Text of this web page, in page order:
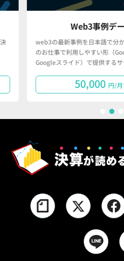
Web3事例デ
web3の最新事例を日本語で分
のお仕事で利用しやすい形（
Googleスライド）で提供するサ
50,000 円/月